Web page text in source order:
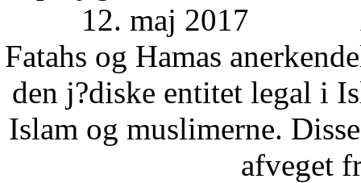
12. maj 2017
Fatahs og Hamas
den j?diske entitet legal i
Islam og muslimerne.
afveget